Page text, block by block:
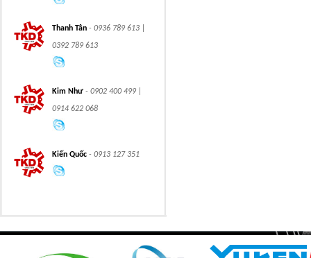
MOUNTED BALL
VALVES
MOUNTED BALL
Thanh Tân - 0936 789 613 |
0392 789 613
Kim Như - 0902 400 499 |
0914 622 068
Kiến Quốc - 0913 127 351